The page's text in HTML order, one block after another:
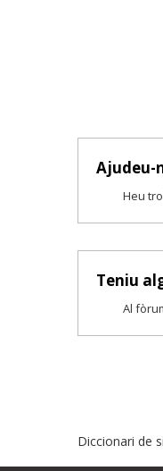
Ajudeu-
Heu
Teniu
Al
Diccionari de